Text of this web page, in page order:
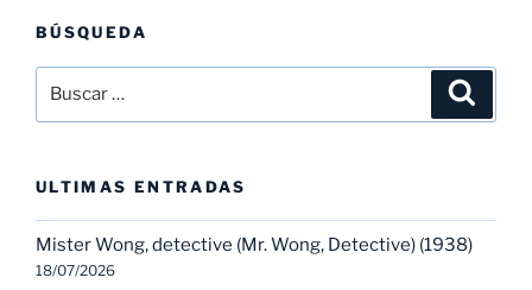
BÚSQUEDA
por:
ULTIMAS ENTRADAS
Mister Wong, detective (Mr. Wong, Detective) (1938)
18/07/2026